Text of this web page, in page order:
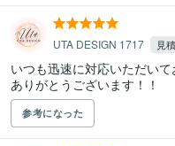
UTA DESIGN 1717 見
いつも迅速に対応いただいて
ありがとうございます！！
参考になった